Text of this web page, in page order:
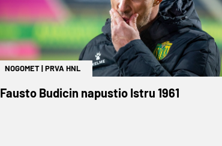
NOGOMET|PRVA HNL
Fausto Budicin napustio Istru 1961